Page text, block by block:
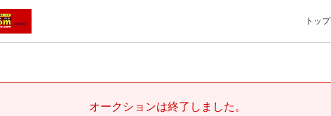
トップ
オークションは終了しました。